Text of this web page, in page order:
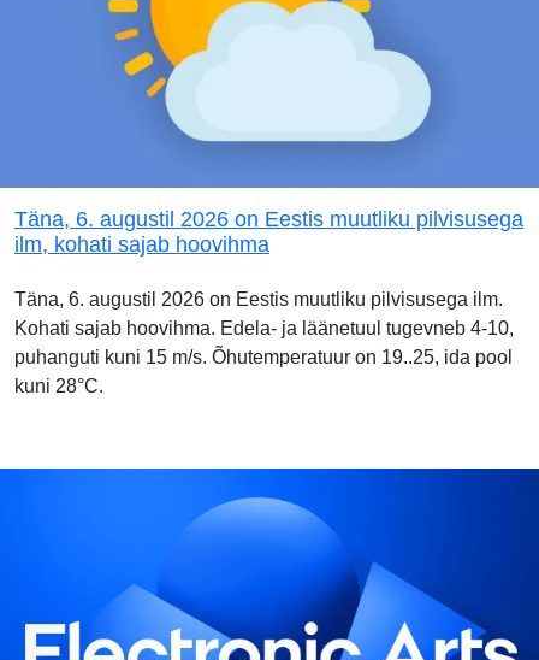
Täna, 6. augustil 2026 on Eestis muutliku pilvisusega
ilm, kohati sajab hoovihma
Täna, 6. augustil 2026 on Eestis muutliku pilvisusega ilm.
Kohati sajab hoovihma. Edela- ja läänetuul tugevneb 4-10,
puhanguti kuni 15 m/s. Õhutemperatuur on 19..25, ida pool
kuni 28°C.